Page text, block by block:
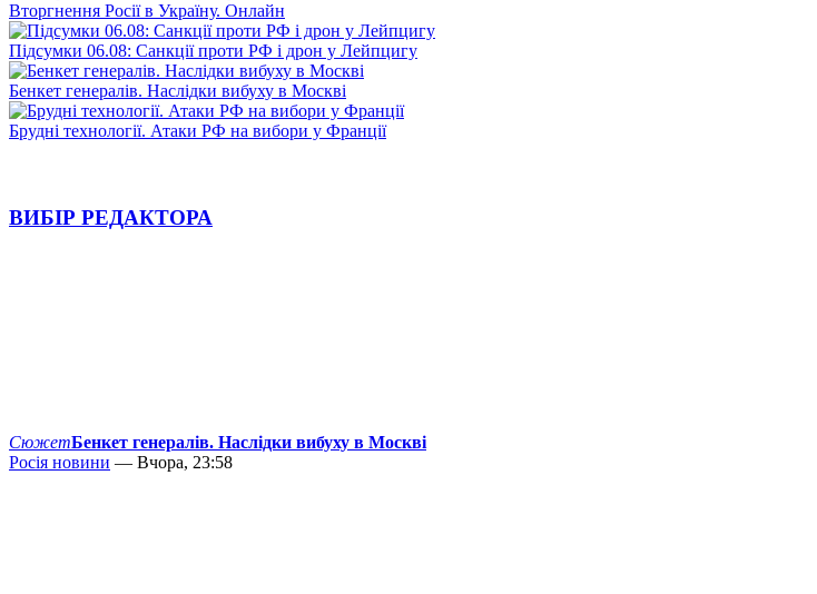
Вторгнення Росії в Україну. Онлайн
Підсумки 06.08: Санкції проти РФ і дрон у Лейпцигу
Бенкет генералів. Наслідки вибуху в Москві
Брудні технології. Атаки РФ на вибори у Франції
ВИБІР РЕДАКТОРА
СюжетБенкет генералів. Наслідки вибуху в Москві
Росія новини — Вчора, 23:58